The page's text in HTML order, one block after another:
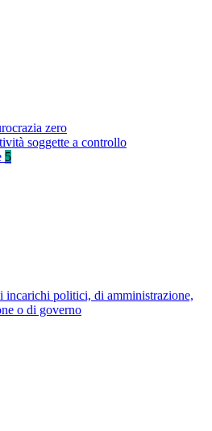
zero
soggette a controllo
5
incarichi politici, di amministrazione,
o di governo